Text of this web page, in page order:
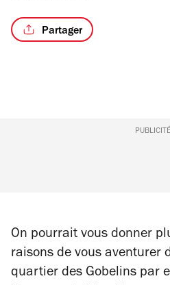
Partager
PUBLICITÉ
On pourrait vous donner
raisons de vous aventurer
quartier des Gobelins par